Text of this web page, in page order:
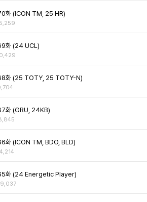
화 (ICON TM, 25 HR)
화 (24 UCL)
화 (25 TOTY, 25 TOTY-N)
화 (GRU, 24KB)
화 (ICON TM, BDO, BLD)
화 (24 Energetic Player)